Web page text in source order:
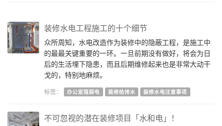
装修水电工程施工的十个细节
众所周知，水电改造作为装修中的隐蔽工程，是施工中
的最最关键重要的一环。一旦前期没有做好，将会为日
后的生活埋下隐患，而且后期维修起来也是非常大动干
戈的，特别地麻烦。
标签： 办公室强弱电 装修给排水 装修水电注意事项
不可忽视的潜在装修项目「水和电」！